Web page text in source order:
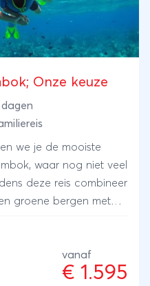
het cultureel hart
Onze keuze
dagen
we je de mooiste
waar nog niet veel
deze reis combineer
groene bergen met
weg van de
vanaf
€ 1.595